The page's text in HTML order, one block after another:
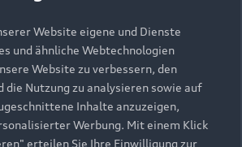
Website eigene und Dienste
und ähnliche Webtechnologien
Website zu verbessern, den
die Nutzung zu analysieren sowie auf
Inhalte anzuzeigen,
Werbung. Mit einem Klick
erteilen Sie Ihre Einwilligung zur